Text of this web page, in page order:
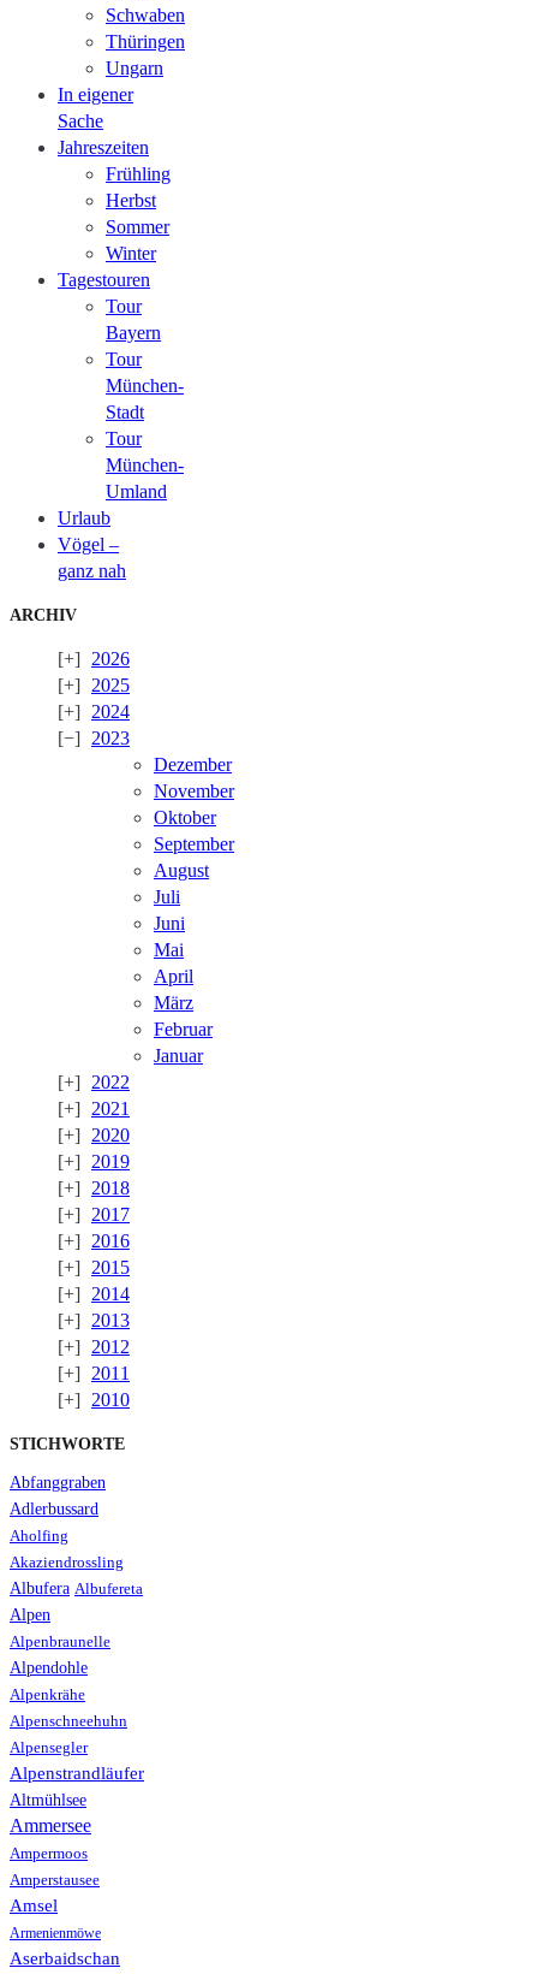
Schwaben
Thüringen
Ungarn
In eigener
Sache
Jahreszeiten
Frühling
Herbst
Sommer
Winter
Tagestouren
Tour
Bayern
Tour
München-
Stadt
Tour
München-
Umland
Urlaub
Vögel –
ganz nah
ARCHIV
2026
2025
2024
2023
Dezember
November
Oktober
September
August
Juli
Juni
Mai
April
März
Februar
Januar
2022
2021
2020
2019
2018
2017
2016
2015
2014
2013
2012
2011
2010
STICHWORTE
Abfanggraben
Adlerbussard
Aholfing
Akaziendrossling
Albufera Albufereta
Alpen
Alpenbraunelle
Alpendohle
Alpenkrähe
Alpenschneehuhn
Alpensegler
Alpenstrandläufer
Altmühlsee
Ammersee
Ampermoos
Amperstausee
Amsel
Armenienmöwe
Aserbaidschan